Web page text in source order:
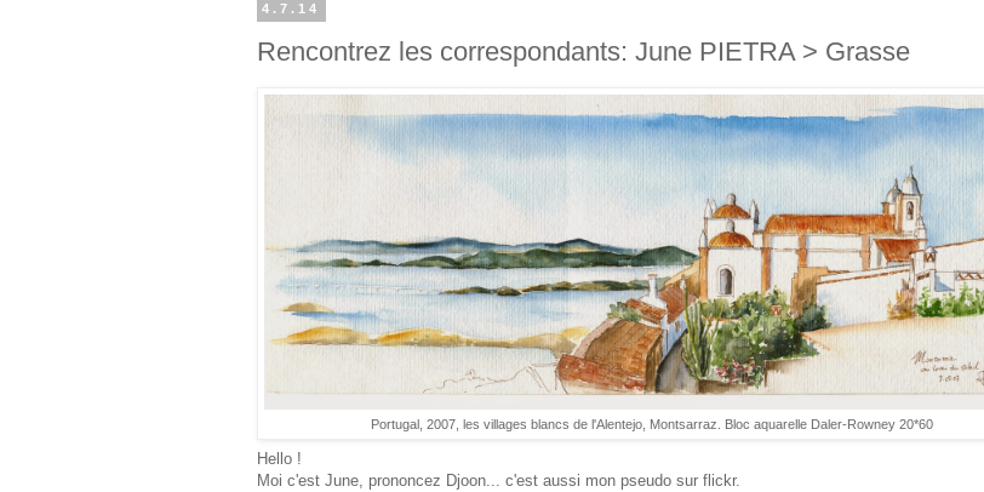
4.7.14
Rencontrez les correspondants: June PIETRA > Grasse
Portugal, 2007, les villages blancs de l'Alentejo, Montsarraz. Bloc aquarelle Daler-Rowney 20*60
Hello !
Moi c'est June, prononcez Djoon... c'est aussi mon pseudo sur flickr.